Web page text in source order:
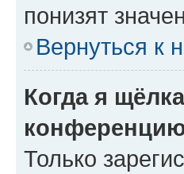
понизят
Вернуться к
Когда я
Только